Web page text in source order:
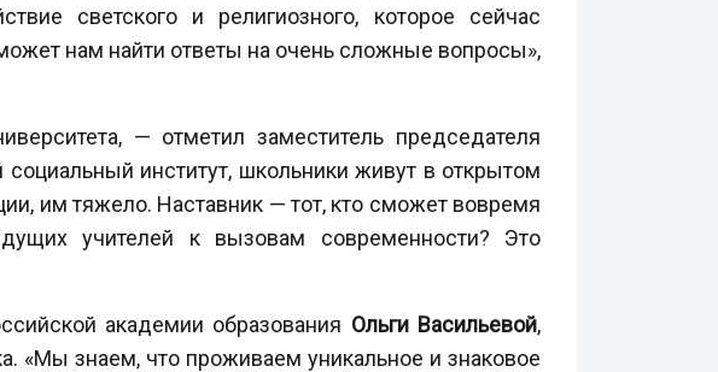
светского и религиозного, которое сейчас
нам найти ответы на очень сложные вопросы»,
— отметил заместитель председателя
институт, школьники живут в открытом
им тяжело. Наставник — тот, кто сможет вовремя
учителей к вызовам современности? Это
академии образования Ольги Васильевой,
«Мы знаем, что проживаем уникальное и знаковое